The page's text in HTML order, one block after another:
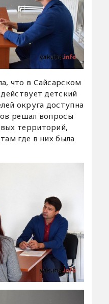
что в Сайсарском
детский
округа доступна
решал вопросы
территорий,
где в них была